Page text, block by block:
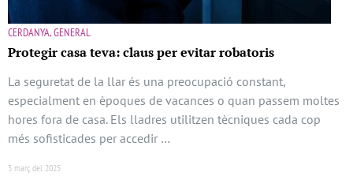
CERDANYA, GENERAL
Protegir casa teva: claus per evitar robatoris
La seguretat de la llar és una preocupació constant,
especialment en èpoques de vacances o quan passem moltes
hores fora de casa. Els lladres utilitzen tècniques cada cop
més sofisticades per accedir …
3 març del 2025